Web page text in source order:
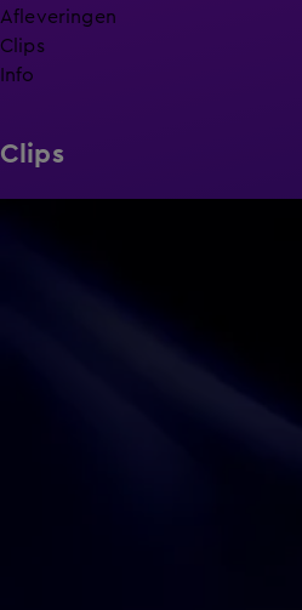
Afleveringen
Clips
Info
Clips